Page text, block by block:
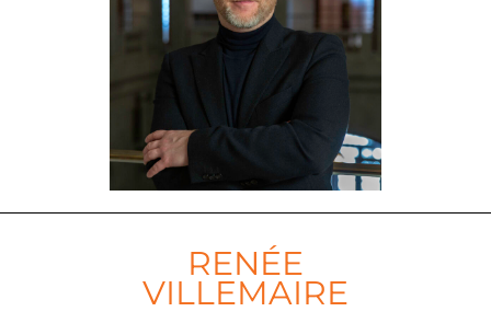
RENÉE
VILLEMAIRE